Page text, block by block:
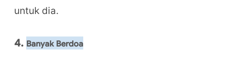
untuk dia.
4. Banyak Berdoa